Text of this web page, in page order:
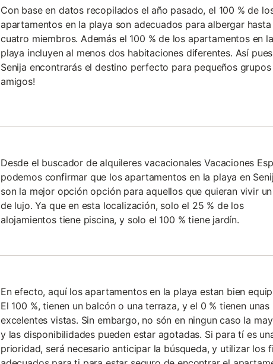
Con base en datos recopilados el año pasado, el 100 % de
apartamentos en la playa son adecuados para albergar hasta
cuatro miembros. Además el 100 % de los apartamentos en la
playa incluyen al menos dos habitaciones diferentes. Así
Senija encontrarás el destino perfecto para pequeños
amigos!
Desde el buscador de alquileres vacacionales Vacaciones
podemos confirmar que los apartamentos en la playa en
son la mejor opción opción para aquellos que quieran vivir
de lujo. Ya que en esta localización, solo el 25 % de los
alojamientos tiene piscina, y solo el 100 % tiene jardín.
En efecto, aquí los apartamentos en la playa estan bien
El 100 %, tienen un balcón o una terraza, y el 0 % tienen unas
excelentes vistas. Sin embargo, no són en ningun caso la
y las disponibilidades pueden estar agotadas. Si para tí es
prioridad, será necesario anticipar la búsqueda, y utilizar los